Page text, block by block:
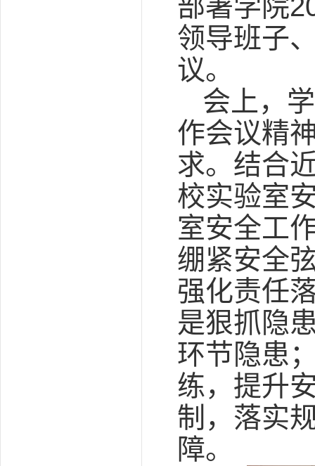
部署学院
领导班子
议。
会上，
作会议精
求。结合
校实验室
室安全工
绷紧安全
强化责任
是狠抓隐
环节隐患
练，提升
制，落实
障。